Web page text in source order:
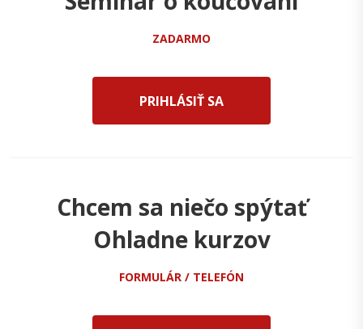
ZADARMO
PRIHLÁSIŤ SA
Chcem sa niečo spýtať
Ohladne kurzov
FORMULÁR / TELEFÓN